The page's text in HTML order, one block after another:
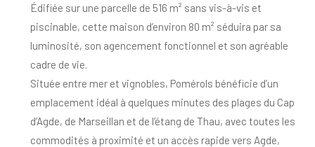
Édifiée sur une parcelle de 516 m² sans vis-à-vis et
piscinable, cette maison d’environ 80 m² séduira par sa
luminosité, son agencement fonctionnel et son agréable
cadre de vie.
Située entre mer et vignobles, Pomérols bénéficie d’un
emplacement idéal à quelques minutes des plages du Cap
d’Agde, de Marseillan et de l’étang de Thau, avec toutes les
commodités à proximité et un accès rapide vers Agde,